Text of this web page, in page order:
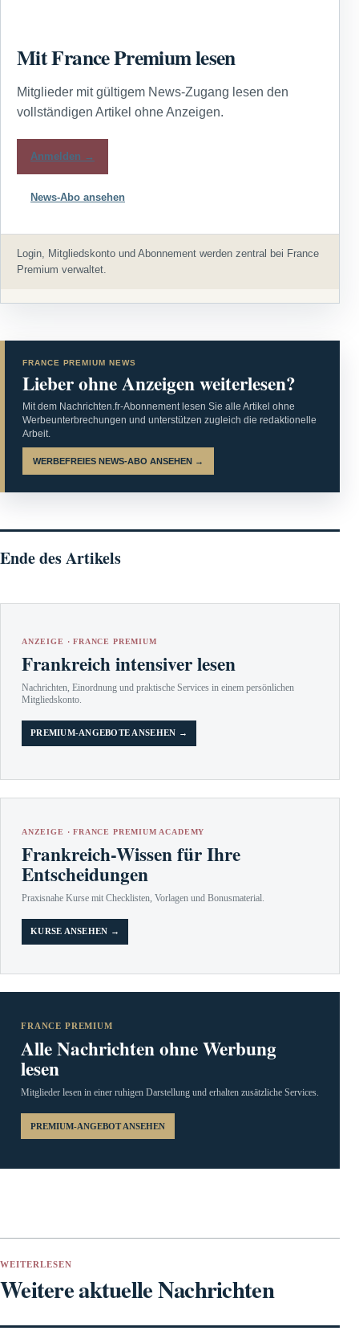
Mit France Premium lesen
Mitglieder mit gültigem News-Zugang lesen den
vollständigen Artikel ohne Anzeigen.
Anmelden →
News-Abo ansehen
Login, Mitgliedskonto und Abonnement werden zentral bei France
Premium verwaltet.
FRANCE PREMIUM NEWS
Lieber ohne Anzeigen weiterlesen?
Mit dem Nachrichten.fr-Abonnement lesen Sie alle Artikel ohne
Werbeunterbrechungen und unterstützen zugleich die redaktionelle
Arbeit.
WERBEFREIES NEWS-ABO ANSEHEN →
Ende des Artikels
ANZEIGE · FRANCE PREMIUM
Frankreich intensiver lesen
Nachrichten, Einordnung und praktische Services in einem persönlichen
Mitgliedskonto.
PREMIUM-ANGEBOTE ANSEHEN →
ANZEIGE · FRANCE PREMIUM ACADEMY
Frankreich-Wissen für Ihre
Entscheidungen
Praxisnahe Kurse mit Checklisten, Vorlagen und Bonusmaterial.
KURSE ANSEHEN →
FRANCE PREMIUM
Alle Nachrichten ohne Werbung
lesen
Mitglieder lesen in einer ruhigen Darstellung und erhalten zusätzliche Services.
PREMIUM-ANGEBOT ANSEHEN
WEITERLESEN
Weitere aktuelle Nachrichten